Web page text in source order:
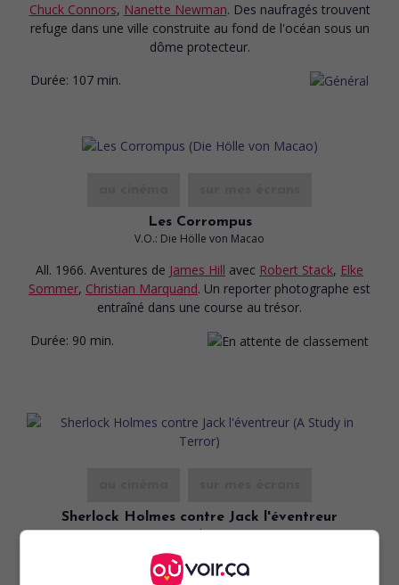
Chuck Connors, Nanette Newman. Des naufragés trouvent
refuge dans une ville construite au fond de l'océan sous un
dôme protecteur.
Durée: 107 min.
Les Corrompus
V.O.: Die Hölle von Macao
All. 1966. Aventures de James Hill avec Robert Stack, Elke
Sommer, Christian Marquand. Un reporter photographe est
entraîné dans une course au trésor.
Durée: 90 min.
Sherlock Holmes contre Jack l'éventreur
V.O.: A Study in Terror
G.-B. 1965. Drame policierde James Hill